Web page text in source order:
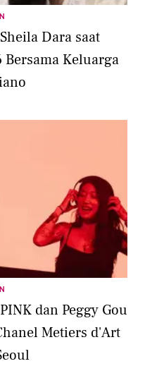
Dara saat
Keluarga
dan Peggy Gou
Metiers d'Art